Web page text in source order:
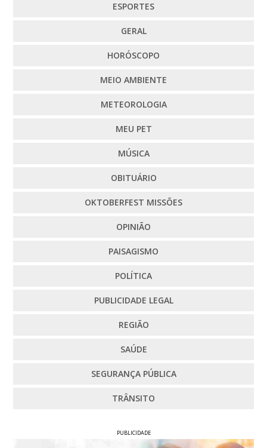
ESPORTES
GERAL
HORÓSCOPO
MEIO AMBIENTE
METEOROLOGIA
MEU PET
MÚSICA
OBITUÁRIO
OKTOBERFEST MISSÕES
OPINIÃO
PAISAGISMO
POLÍTICA
PUBLICIDADE LEGAL
REGIÃO
SAÚDE
SEGURANÇA PÚBLICA
TRÂNSITO
PUBLICIDADE